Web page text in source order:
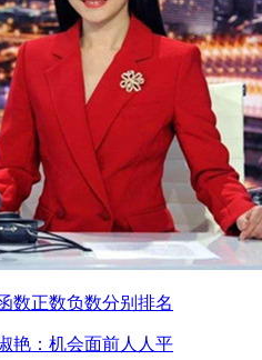
数正数负数分别排名
艳：机会面前人人平